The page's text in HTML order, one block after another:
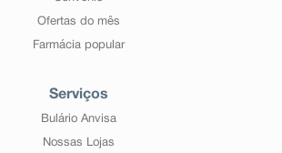
Ofertas do mês
Farmácia popular
Serviços
Bulário Anvisa
Nossas Lojas